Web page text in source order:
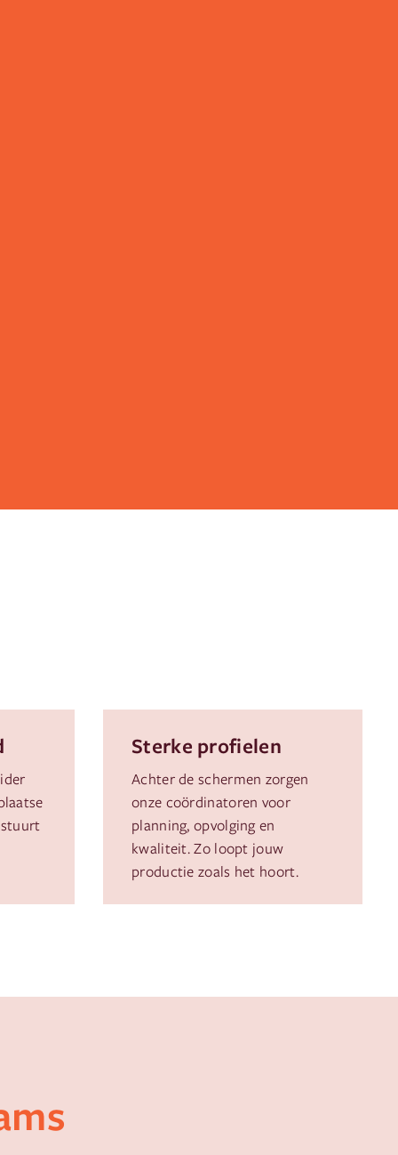
Sterke profielen
Achter de schermen zorgen
onze coördinatoren voor
planning, opvolging en
kwaliteit. Zo loopt jouw
productie zoals het hoort.